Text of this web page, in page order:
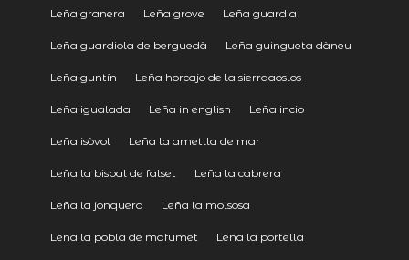
Leña granera Leña grove Leña guardia
Leña guardiola de berguedà Leña guingueta dàneu
Leña guntín Leña horcajo de la sierraaoslos
Leña igualada Leña in english Leña incio
Leña isòvol Leña la ametlla de mar
Leña la bisbal de falset Leña la cabrera
Leña la jonquera Leña la molsosa
Leña la pobla de mafumet Leña la portella